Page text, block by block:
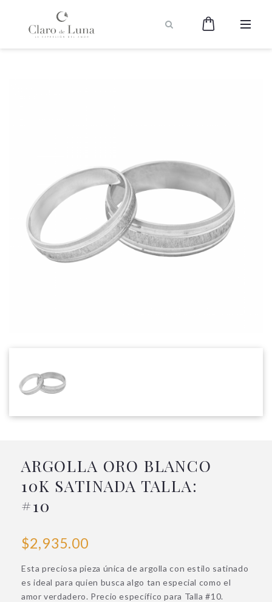
Claro
Amor
ARGOLLA ORO BLANCO
10K SATINADA TALLA:
#10
$2,935.00
Esta preciosa pieza única de argolla con estilo satinado
es ideal para quien busca algo tan especial como el
amor verdadero. Precio específico para Talla #10.